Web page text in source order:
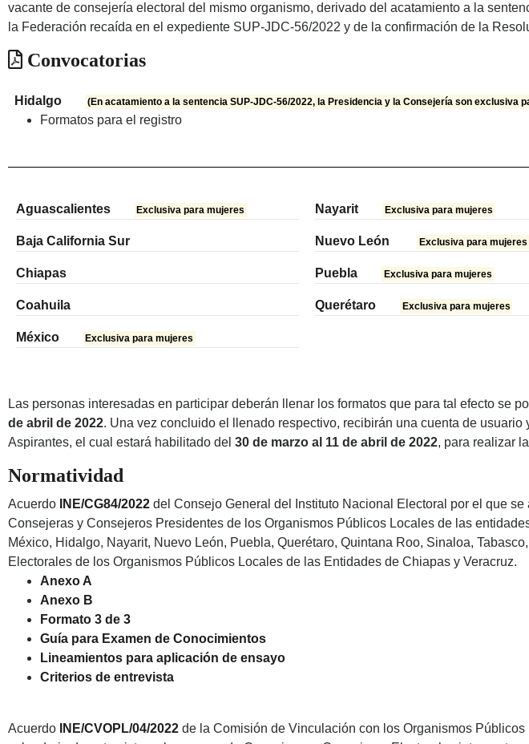
vacante de consejería electoral del mismo organismo, derivado del acatamiento a la
la Federación recaída en el expediente SUP-JDC-56/2022 y de la confirmación de la
Convocatorias
Hidalgo (En acatamiento a la sentencia SUP-JDC-56/2022, la Presidencia y la Consejería son exclusiva
Formatos para el registro
Aguascalientes Exclusiva para mujeres
Baja California Sur
Chiapas
Coahuila
México Exclusiva para mujeres
Nayarit Exclusiva para mujeres
Nuevo León Exclusiva para mujeres
Puebla Exclusiva para mujeres
Querétaro Exclusiva para mujeres
Las personas interesadas en participar deberán llenar los formatos que para tal efecto se
de abril de 2022. Una vez concluido el llenado respectivo, recibirán una cuenta de
Aspirantes, el cual estará habilitado del 30 de marzo al 11 de abril de 2022, para realizar
Normatividad
Acuerdo INE/CG84/2022 del Consejo General del Instituto Nacional Electoral por el que
Consejeras y Consejeros Presidentes de los Organismos Públicos Locales de las
México, Hidalgo, Nayarit, Nuevo León, Puebla, Querétaro, Quintana Roo, Sinaloa,
Electorales de los Organismos Públicos Locales de las Entidades de Chiapas y Veracruz.
Anexo A
Anexo B
Formato 3 de 3
Guía para Examen de Conocimientos
Lineamientos para aplicación de ensayo
Criterios de entrevista
Acuerdo INE/CVOPL/04/2022 de la Comisión de Vinculación con los Organismos